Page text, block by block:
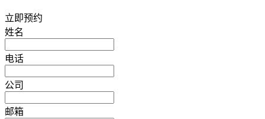
立即预约
姓名
电话
公司
邮箱